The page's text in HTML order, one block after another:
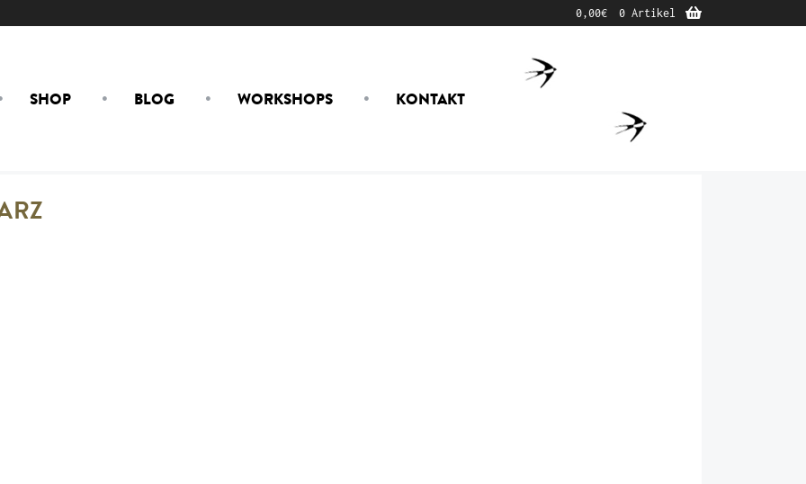
0,00€ 0 Artikel
SHOP BLOG WORKSHOPS KONTAKT